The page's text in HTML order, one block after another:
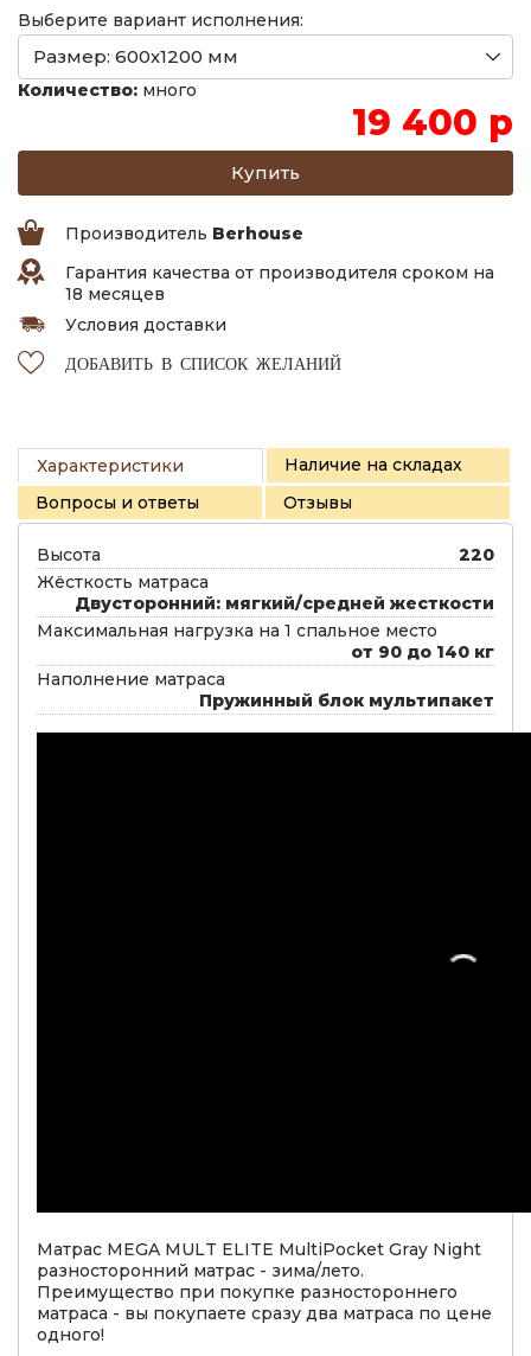
Выберите вариант исполнения:
Количество: много
19 400 р
Производитель Berhouse
Гарантия качества от производителя сроком на
18 месяцев
Условия доставки
ДОБАВИТЬ В СПИСОК ЖЕЛАНИЙ
Характеристики
Наличие на складах
Вопросы и ответы
Отзывы
Высота
220
Жёсткость матраса
Двусторонний: мягкий/средней жесткости
Максимальная нагрузка на 1 спальное место
от 90 до 140 кг
Наполнение матраса
Пружинный блок мультипакет
Матрас MEGA MULT ELITE MultiPocket Gray Night
разносторонний матрас - зима/лето.
Преимущество при покупке разностороннего
матраса - вы покупаете сразу два матраса по цене
одного!